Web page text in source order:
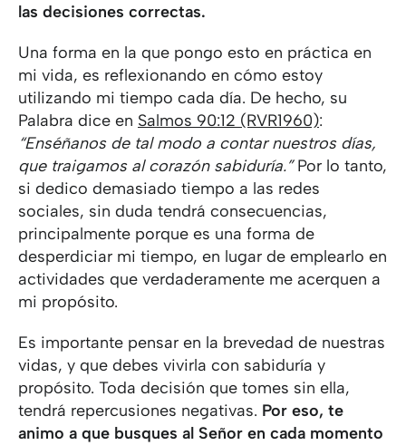
las decisiones correctas.
Una forma en la que pongo esto en práctica en
mi vida, es reflexionando en cómo estoy
utilizando mi tiempo cada día. De hecho, su
Palabra dice en Salmos 90:12 (RVR1960):
“Enséñanos de tal modo a contar nuestros días,
que traigamos al corazón sabiduría.”Por lo tanto,
si dedico demasiado tiempo a las redes
sociales, sin duda tendrá consecuencias,
principalmente porque es una forma de
desperdiciar mi tiempo, en lugar de emplearlo en
actividades que verdaderamente me acerquen a
mi propósito.
Es importante pensar en la brevedad de nuestras
vidas, y que debes vivirla con sabiduría y
propósito. Toda decisión que tomes sin ella,
tendrá repercusiones negativas. Por eso, te
animo a que busques al Señor en cada momento